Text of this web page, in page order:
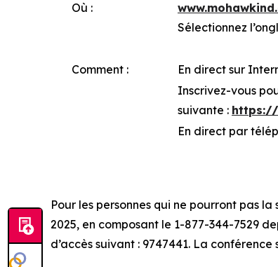
Où :
Sélectionnez
Comment : En direct sur
Inscrivez-vous
suivante : https://
En direct par
Pour les personnes qui ne pourront pas
2025, en composant le 1-877-344-7529
d’accès suivant : 9747441. La